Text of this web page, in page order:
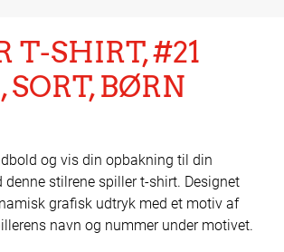
T-SHIRT, #21
SORT, BØRN
og vis din opbakning til din
stilrene spiller t-shirt. Designet
grafisk udtryk med et motiv af
navn og nummer under motivet.